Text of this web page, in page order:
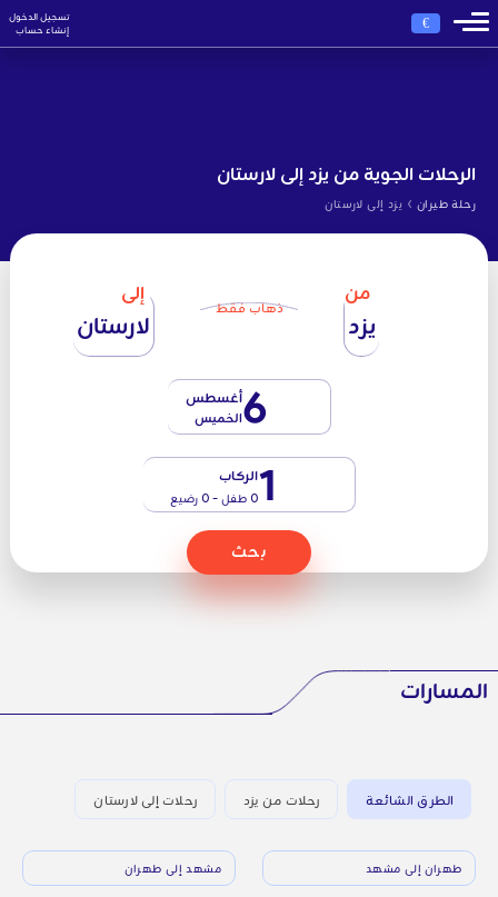
€
تسجيل الدخول
إنشاء حساب
الرحلات الجوية من يزد إلى لارستان
رحلة طيران › يزد إلى لارستان
من
يزد ذهاب فقط
إلى
لارستان
6أغسطس
الخميس
1الركاب
0 طفل - 0 رضيع
بحث
المسارات
الطرق الشائعة رحلات من يزد رحلات إلى لارستان
طهران إلى مشهد مشهد إلى طهران